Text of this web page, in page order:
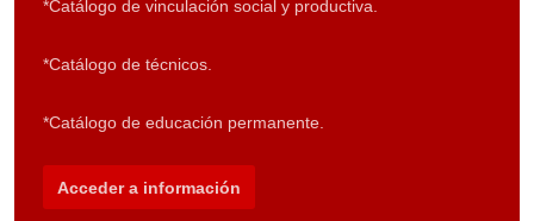
*Catálogo de vinculación social y productiva.
*Catálogo de técnicos.
*Catálogo de educación permanente.
Acceder a información